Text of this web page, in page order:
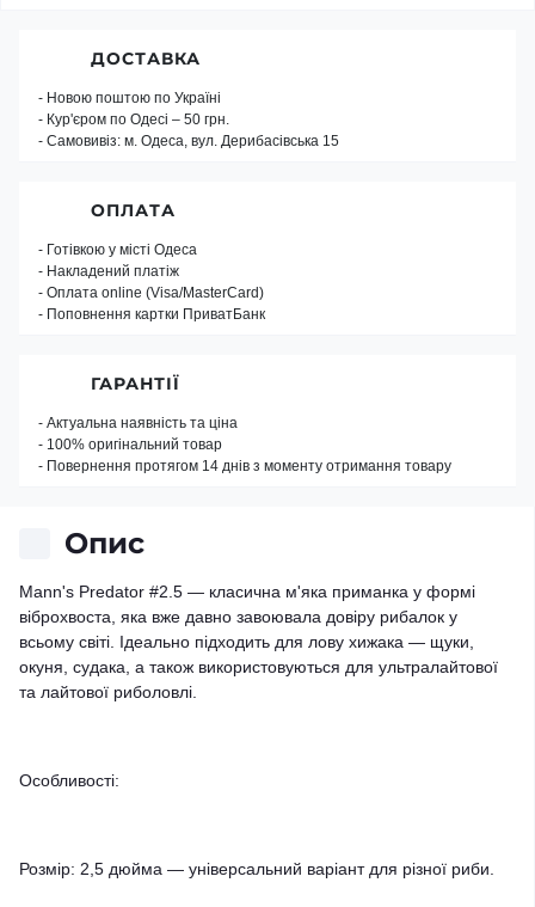
Опис
Mann's Predator #2.5 — класична м'яка приманка у формі
віброхвоста, яка вже давно завоювала довіру рибалок у
всьому світі. Ідеально підходить для лову хижака — щуки,
окуня, судака, а також використовуються для ультралайтової
та лайтової риболовлі.
Особливості:
Розмір: 2,5 дюйма — універсальний варіант для різної риби.
ДОСТАВКА
- Новою поштою по Україні
- Кур'єром по Одесі – 50 грн.
- Самовивіз: м. Одеса, вул. Дерибасівська 15
ОПЛАТА
- Готівкою у місті Одеса
- Накладений платіж
- Оплата online (Visa/MasterCard)
- Поповнення картки ПриватБанк
ГАРАНТІЇ
- Актуальна наявність та ціна
- 100% оригінальний товар
- Повернення протягом 14 днів з моменту отримання товару